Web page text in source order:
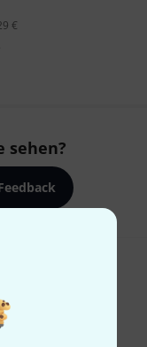
€
sehen?